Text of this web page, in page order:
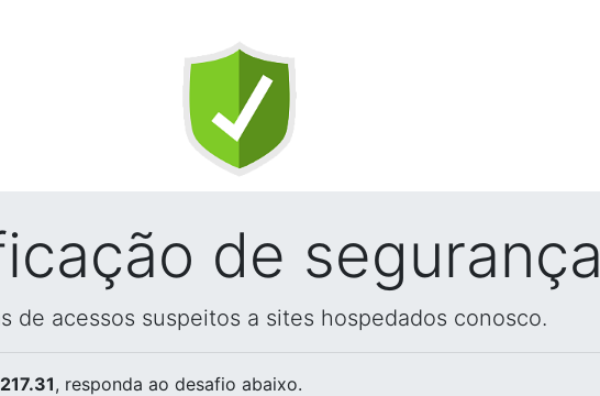
de segurança
de acessos suspeitos a sites hospedados conosco.
, responda ao desafio abaixo.